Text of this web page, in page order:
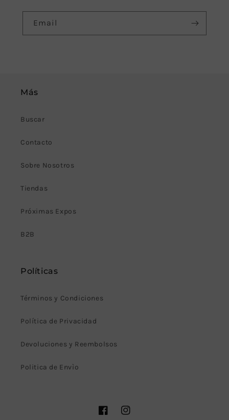
Email
Más
Buscar
Contacto
Sobre Nosotros
Tiendas
Próximas Expos
B2B
Políticas
Términos y Condiciones
Política de Privacidad
Devoluciones y Reembolsos
Politica de Envìo
FacebookInstagram